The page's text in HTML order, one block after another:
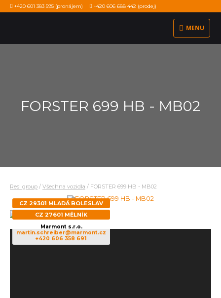
+420 601 383 595 (pronájem) +420 606 688 442 (prodej)
MENU
FORSTER 699 HB - MB02
Resl group / Všechna vozidla / FORSTER 699 HB - MB02
CZ 29301 MLADÁ BOLESLAV
CZ 27601 MĚLNÍK
Marmont s.r.o.
martin.schreiber@marmont.cz
+420 606 358 691